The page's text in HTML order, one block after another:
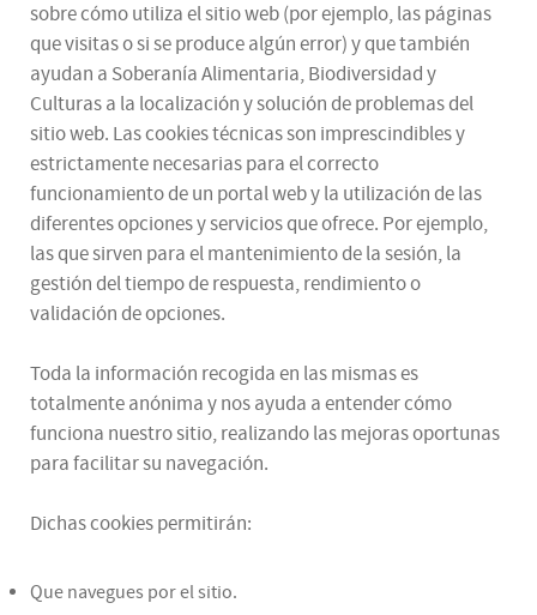
sobre cómo utiliza el sitio web (por ejemplo, las páginas
que visitas o si se produce algún error) y que también
ayudan a Soberanía Alimentaria, Biodiversidad y
Culturas a la localización y solución de problemas del
sitio web. Las cookies técnicas son imprescindibles y
estrictamente necesarias para el correcto
funcionamiento de un portal web y la utilización de las
diferentes opciones y servicios que ofrece. Por ejemplo,
las que sirven para el mantenimiento de la sesión, la
gestión del tiempo de respuesta, rendimiento o
validación de opciones.
Toda la información recogida en las mismas es
totalmente anónima y nos ayuda a entender cómo
funciona nuestro sitio, realizando las mejoras oportunas
para facilitar su navegación.
Dichas cookies permitirán:
Que navegues por el sitio.